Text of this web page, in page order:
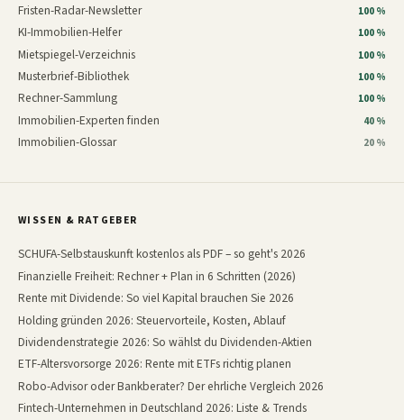
Fristen-Radar-Newsletter 100 %
KI-Immobilien-Helfer 100 %
Mietspiegel-Verzeichnis 100 %
Musterbrief-Bibliothek 100 %
Rechner-Sammlung 100 %
Immobilien-Experten finden 40 %
Immobilien-Glossar 20 %
WISSEN & RATGEBER
SCHUFA-Selbstauskunft kostenlos als PDF – so geht's 2026
Finanzielle Freiheit: Rechner + Plan in 6 Schritten (2026)
Rente mit Dividende: So viel Kapital brauchen Sie 2026
Holding gründen 2026: Steuervorteile, Kosten, Ablauf
Dividendenstrategie 2026: So wählst du Dividenden-Aktien
ETF-Altersvorsorge 2026: Rente mit ETFs richtig planen
Robo-Advisor oder Bankberater? Der ehrliche Vergleich 2026
Fintech-Unternehmen in Deutschland 2026: Liste & Trends